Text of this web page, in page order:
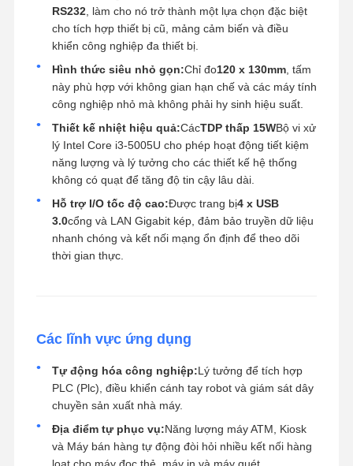
RS232, làm cho nó trở thành một lựa chọn đặc biệt
cho tích hợp thiết bị cũ, mảng cảm biến và điều
khiển công nghiệp đa thiết bị.
Hình thức siêu nhỏ gọn:Chỉ đo120 x 130mm, tấm
này phù hợp với không gian hạn chế và các máy tính
công nghiệp nhỏ mà không phải hy sinh hiệu suất.
Thiết kế nhiệt hiệu quả:CácTDP thấp 15WBộ vi xử
lý Intel Core i3-5005U cho phép hoạt động tiết kiệm
năng lượng và lý tưởng cho các thiết kế hệ thống
không có quạt để tăng độ tin cậy lâu dài.
Hỗ trợ I/O tốc độ cao:Được trang bị4 x USB
3.0cổng và LAN Gigabit kép, đảm bảo truyền dữ liệu
nhanh chóng và kết nối mạng ổn định để theo dõi
thời gian thực.
Các lĩnh vực ứng dụng
Tự động hóa công nghiệp:Lý tưởng để tích hợp
PLC (Plc), điều khiển cánh tay robot và giám sát dây
chuyền sản xuất nhà máy.
Địa điểm tự phục vụ:Năng lượng máy ATM, Kiosk
và Máy bán hàng tự động đòi hỏi nhiều kết nối hàng